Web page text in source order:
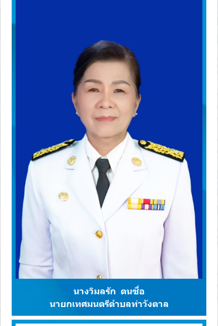
นางวิมลรัก ตนซื่อ
นายกเทศมนตรีตำบลท่าวังตาล